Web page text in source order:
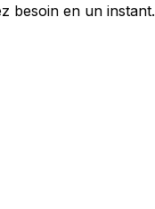
besoin en un instant.